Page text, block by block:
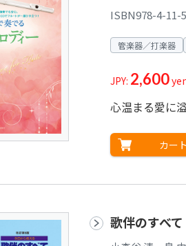
ISBN978-4-11-
管楽器／打楽器
JPY: 2,600
心温まる愛に
カー
歌伴のすべ